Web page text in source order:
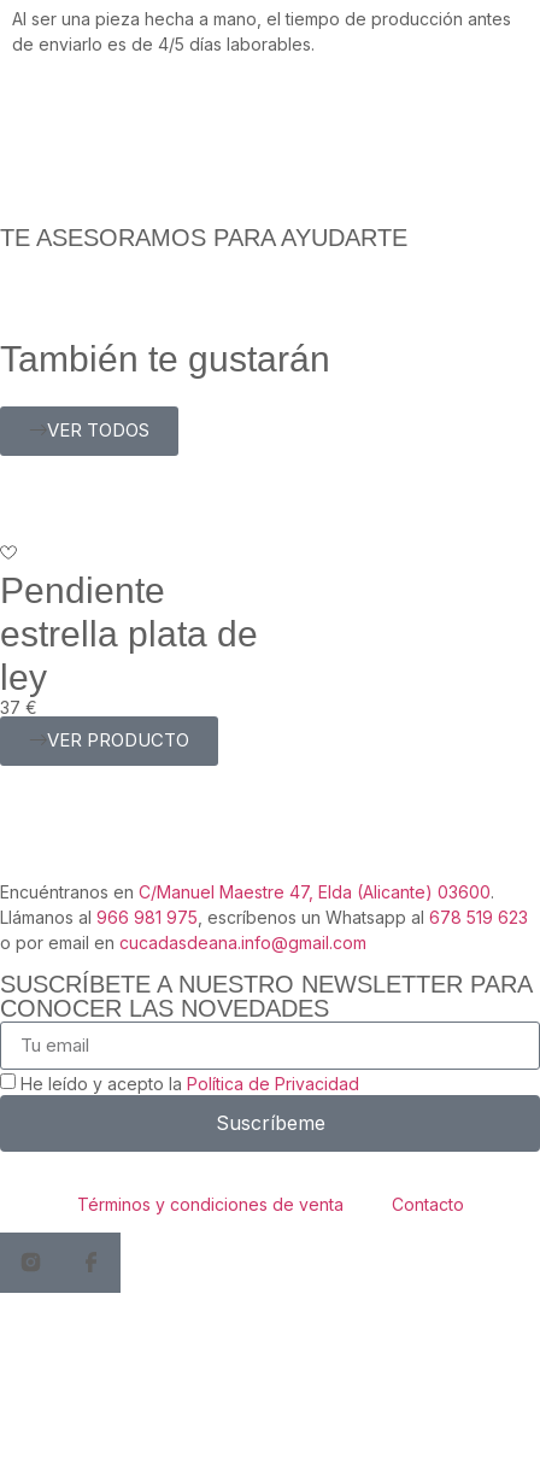
Al ser una pieza hecha a mano, el tiempo de producción antes
de enviarlo es de 4/5 días laborables.
TE ASESORAMOS PARA AYUDARTE
También te gustarán
VER TODOS
Pendiente
estrella plata de
ley
37 €
VER PRODUCTO
Encuéntranos en C/Manuel Maestre 47, Elda (Alicante) 03600.
Llámanos al 966 981 975 , escríbenos un Whatsapp al 678 519 623
o por email en cucadasdeana.info@gmail.com
SUSCRÍBETE A NUESTRO NEWSLETTER PARA
CONOCER LAS NOVEDADES
He leído y acepto la Política de Privacidad
Suscríbeme
Términos y condiciones de venta Contacto